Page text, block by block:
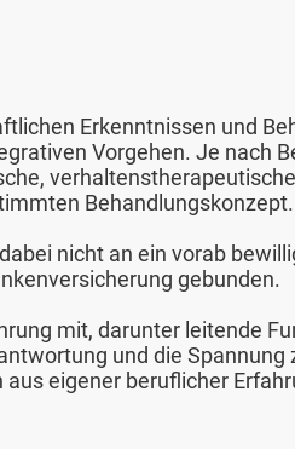
Erkenntnissen und
Vorgehen. Je nach
Behandlungskonzept.
nicht an ein vorab
gebunden.
mit, darunter leitende
und die
eigener beruflicher